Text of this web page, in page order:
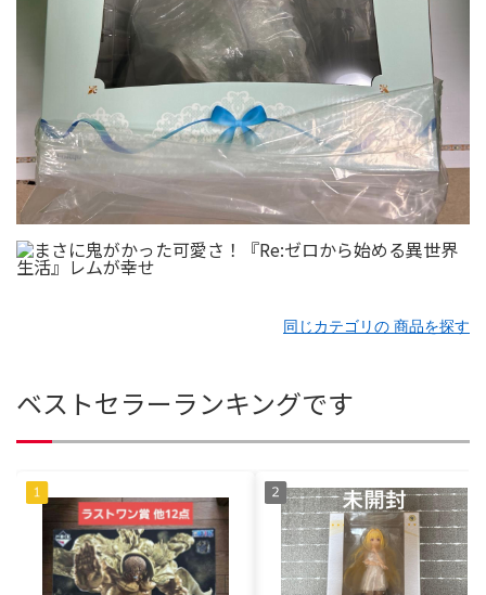
同じカテゴリの 商品を探す
ベストセラーランキングです